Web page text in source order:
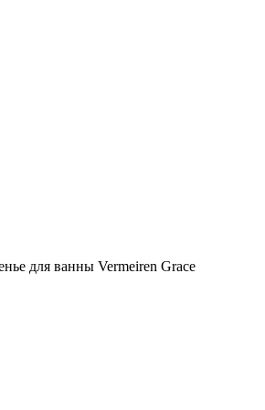
для ванны Vermeiren Grace